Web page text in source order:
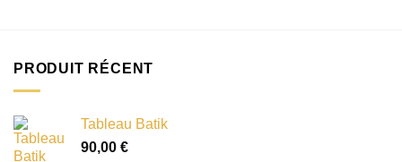
PRODUIT RÉCENT
Tableau Batik
90,00 €